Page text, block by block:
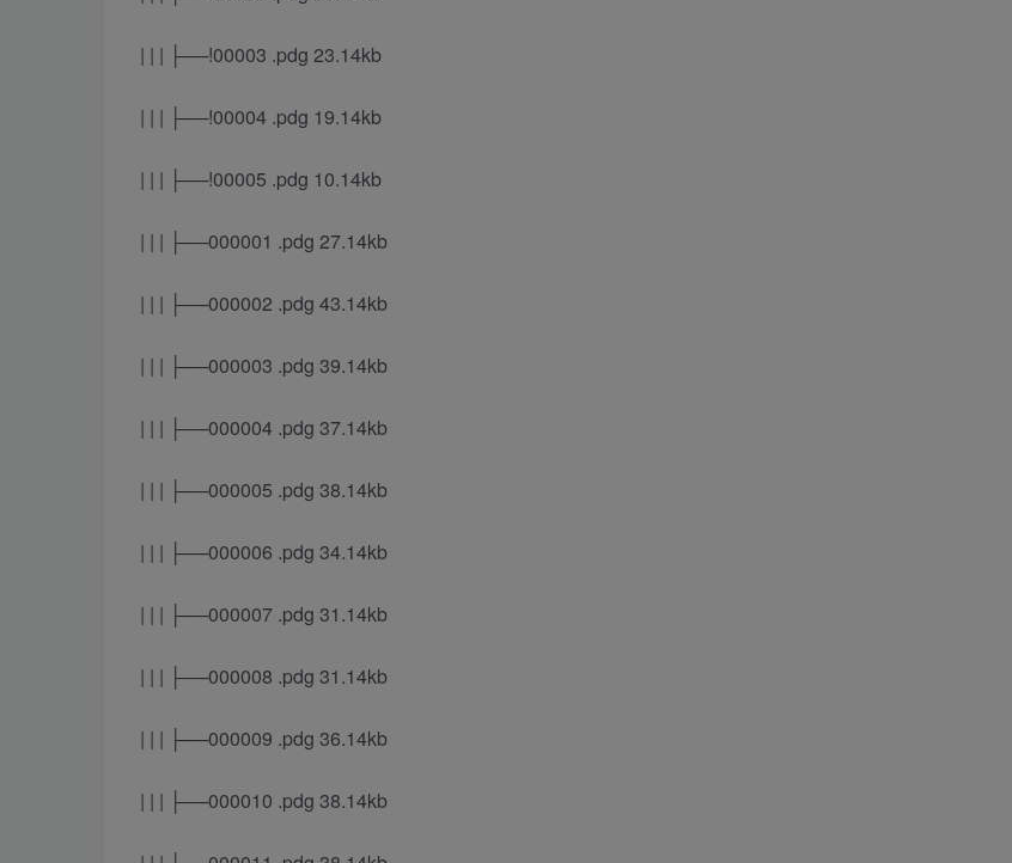
| | | ├──!00003 .pdg 23.14kb
| | | ├──!00004 .pdg 19.14kb
| | | ├──!00005 .pdg 10.14kb
| | | ├──000001 .pdg 27.14kb
| | | ├──000002 .pdg 43.14kb
| | | ├──000003 .pdg 39.14kb
| | | ├──000004 .pdg 37.14kb
| | | ├──000005 .pdg 38.14kb
| | | ├──000006 .pdg 34.14kb
| | | ├──000007 .pdg 31.14kb
| | | ├──000008 .pdg 31.14kb
| | | ├──000009 .pdg 36.14kb
| | | ├──000010 .pdg 38.14kb